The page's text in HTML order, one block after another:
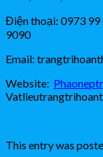
Điện thoại: 0973 99
9090
Email:
Website:
This entry was